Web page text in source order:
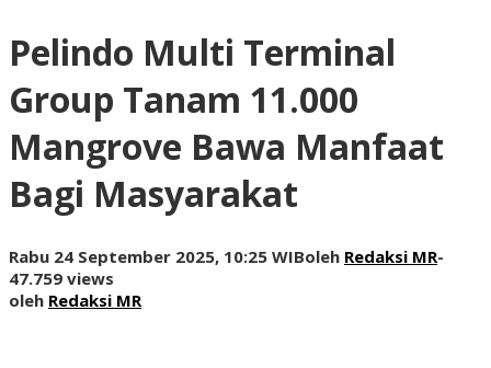
Pelindo Multi Terminal
Group Tanam 11.000
Mangrove Bawa Manfaat
Bagi Masyarakat
Rabu 24 September 2025, 10:25 WIBoleh Redaksi MR-
47.759 views
oleh Redaksi MR